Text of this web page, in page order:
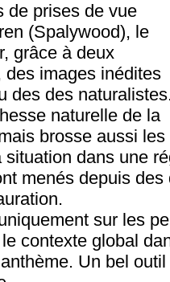
de prises de vue
(Spalywood), le
grâce à deux
des images inédites
des des
naturelle de la
brosse aussi les
dans une
menés depuis
sur les
contexte global
Un bel